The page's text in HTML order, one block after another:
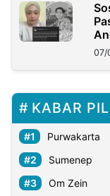
07/
KABAR
Purwakarta
Sumenep
Om Zein